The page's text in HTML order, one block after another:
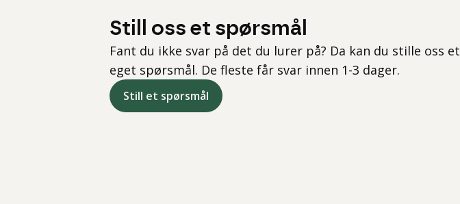
Still oss et spørsmål
Fant du ikke svar på det du lurer på? Da kan du stille oss et
eget spørsmål. De fleste får svar innen 1-3 dager.
Still et spørsmål